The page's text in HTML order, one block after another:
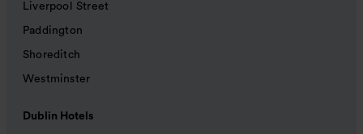
Liverpool Street
Paddington
Shoreditch
Westminster
Dublin Hotels